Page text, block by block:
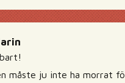
måste ju inte ha morrat